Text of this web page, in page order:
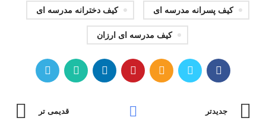
کیف پسرانه مدرسه ای کیف دخترانه مدرسه ای
کیف مدرسه ای ارزان
جدیدتر قدیمی تر